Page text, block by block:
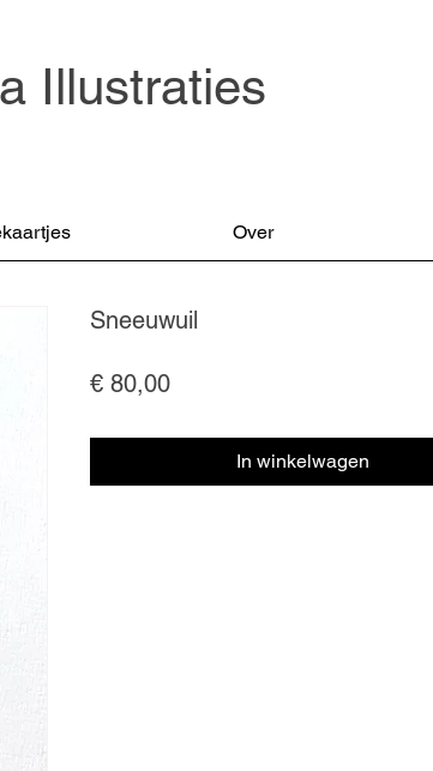
Illustraties
Over
Sneeuwuil
€ 80,00Prijs
In winkelwagen